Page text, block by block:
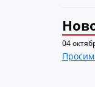
04